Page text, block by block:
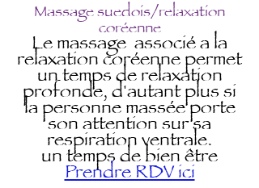
Massage suedois/relaxation
coréenne
Le massage associé a la
relaxation coréenne permet
un temps de relaxation
profonde, d'autant plus si
la personne massée porte
son attention sur sa
respiration ventrale.
un temps de bien être
Prendre RDV ici